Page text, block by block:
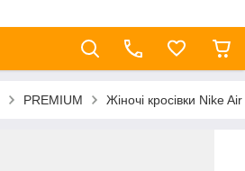
PREMIUM Жіночі кросівки Nike